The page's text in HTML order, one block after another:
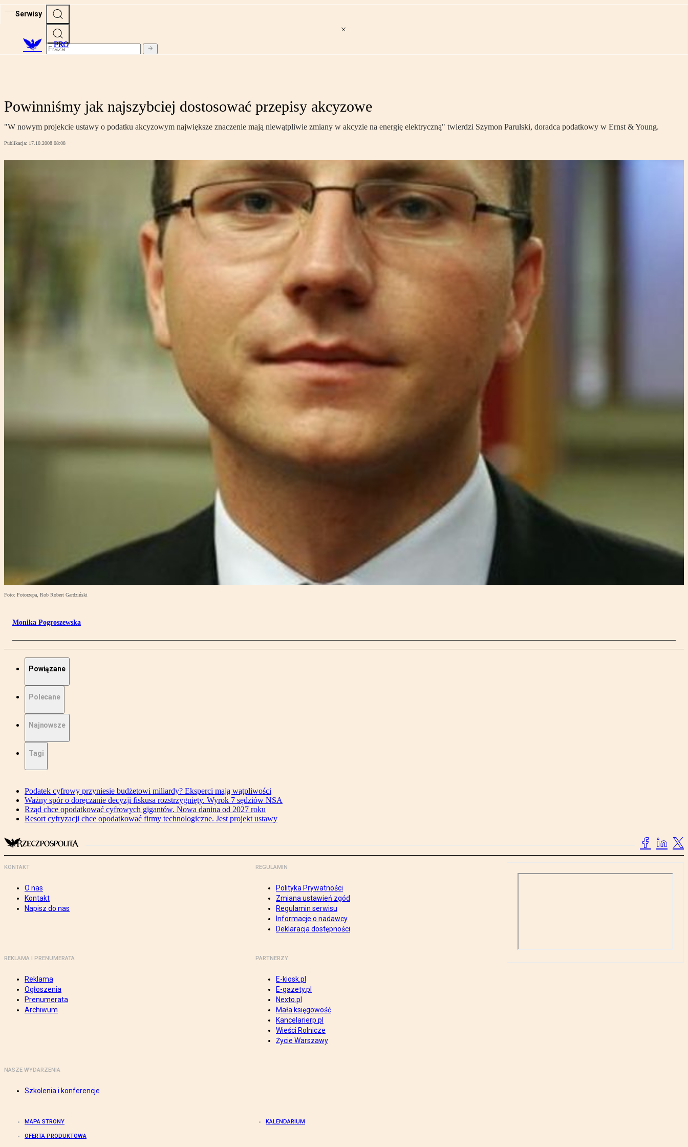
Serwisy
PRO
Powinniśmy jak najszybciej dostosować przepisy akcyzowe
"W nowym projekcie ustawy o podatku akcyzowym największe znaczenie mają niewątpliwie zmiany w akcyzie na energię elektryczną" twierdzi Szymon Parulski, doradca podatkowy w Ernst & Young.
Publikacja: 17.10.2008 08:08
Foto: Fotorzepa, Rob Robert Gardziński
Monika Pogroszewska
Powiązane
Polecane
Najnowsze
Tagi
Podatek cyfrowy przyniesie budżetowi miliardy? Eksperci mają wątpliwości
Ważny spór o doręczanie decyzji fiskusa rozstrzygnięty. Wyrok 7 sędziów NSA
Rząd chce opodatkować cyfrowych gigantów. Nowa danina od 2027 roku
Resort cyfryzacji chce opodatkować firmy technologiczne. Jest projekt ustawy
KONTAKT
O nas
Kontakt
Napisz do nas
REGULAMIN
Polityka Prywatności
Zmiana ustawień zgód
Regulamin serwisu
Informacje o nadawcy
Deklaracja dostępności
REKLAMA I PRENUMERATA
Reklama
Ogłoszenia
Prenumerata
Archiwum
PARTNERZY
E-kiosk.pl
E-gazety.pl
Nexto.pl
Mała księgowość
Kancelarierp.pl
Wieści Rolnicze
Życie Warszawy
NASZE WYDARZENIA
Szkolenia i konferencje
MAPA STRONY KALENDARIUM
OFERTA PRODUKTOWA